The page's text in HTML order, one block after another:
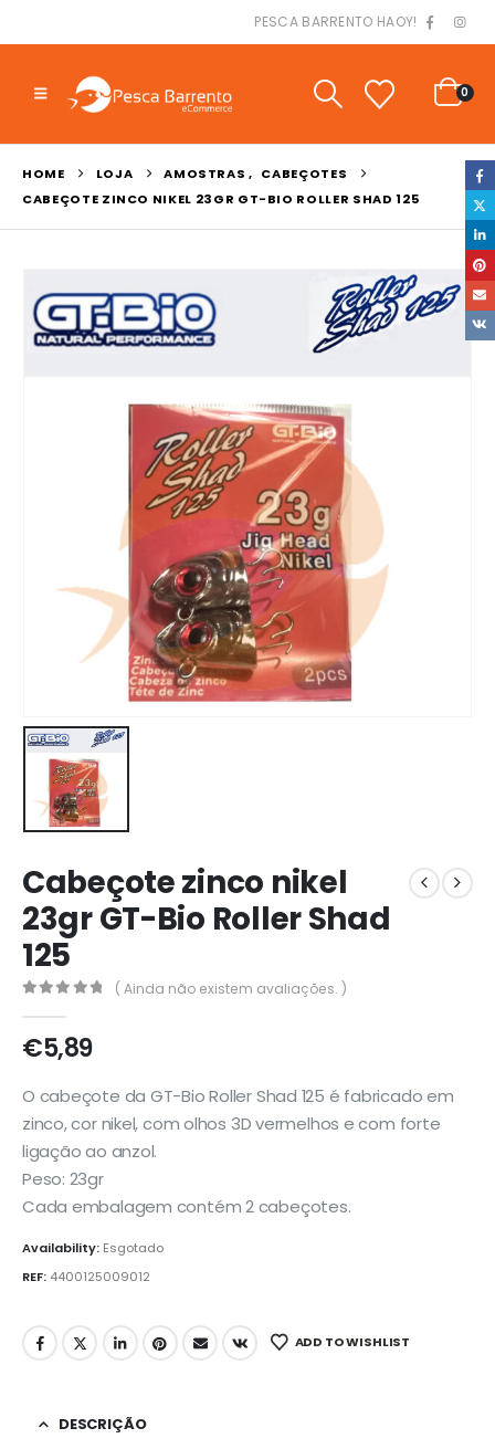
PESCA BARRENTO HAOY!
0
HOME LOJA AMOSTRAS , CABEÇOTES
CABEÇOTE ZINCO NIKEL 23GR GT-BIO ROLLER SHAD 125
Cabeçote zinco nikel
23gr GT-Bio Roller Shad
125
( Ainda não existem avaliações. )
€5,89
O cabeçote da GT-Bio Roller Shad 125 é fabricado em
zinco, cor nikel, com olhos 3D vermelhos e com forte
ligação ao anzol.
Peso: 23gr
Cada embalagem contém 2 cabeçotes.
Availability: Esgotado
REF: 4400125009012
ADD TO WISHLIST
DESCRIÇÃO